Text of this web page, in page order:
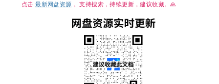
点击最新网盘资源 。支持搜索，持续更新，建议收藏。🙏